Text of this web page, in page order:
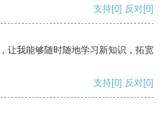
支持[0] 反对[0]
让我能够随时随地学习新知识，拓宽
支持[0] 反对[0]